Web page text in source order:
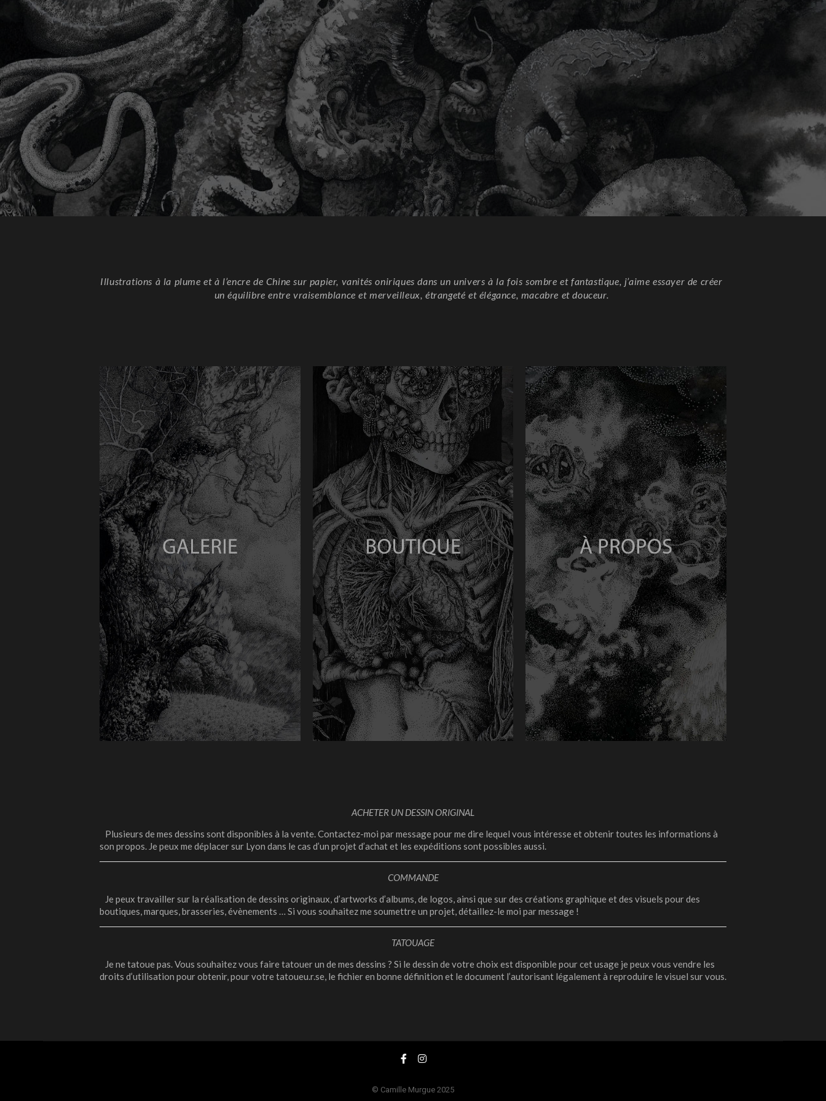
Illustrations à la plume et à l’encre de Chine sur papier, vanités oniriques dans un univers à la fois sombre et fantastique, j’aime essayer de créer
un équilibre entre vraisemblance et merveilleux, étrangeté et élégance, macabre et douceur.
ACHETER UN DESSIN ORIGINAL
Plusieurs de mes dessins sont disponibles à la vente.Contactez-moi par message pour me dire lequel vous intéresse et obtenir toutes les informations à
son propos. Je peux me déplacer sur Lyon dans le cas d’un projet d’achat et les expéditions sontpossibles aussi.
COMMANDE
Je peux travailler sur la réalisation de dessins originaux, d’artworks d’albums, de logos, ainsi que sur des créations graphique et des visuels pour des
boutiques, marques, brasseries, évènements … Si vous souhaitez me soumettre un projet, détaillez-le moi par message !
TATOUAGE
Je ne tatoue pas. Vous souhaitez vous faire tatouer un de mes dessins ? Si le dessin de votre choix est disponible pour cet usage je peux vous vendre les
droits d’utilisation pour obtenir, pour votre tatoueu.r.se, le fichier en bonne définition et le document l’autorisant légalement à reproduire le visuel sur vous.
© Camille Murgue 2025